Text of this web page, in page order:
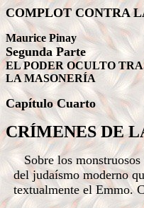
COMPLOT CONTRA
Maurice Pinay
Segunda Parte
EL PODER OCULTO
LA MASONERÍA
Capítulo Cuarto
CRÍMENES DE
Sobre los monstruosos
del judaísmo moderno
textualmente el Emmo.